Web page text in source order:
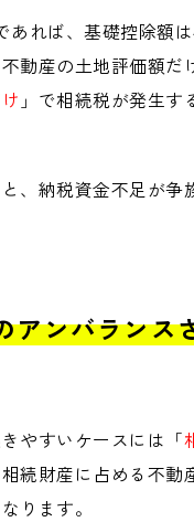
あれば、基礎控除額
動産の土地評価額
」で相続税が発生す
、納税資金不足が争
ンバランス
やすいケースには「
続財産に占める不
ります。